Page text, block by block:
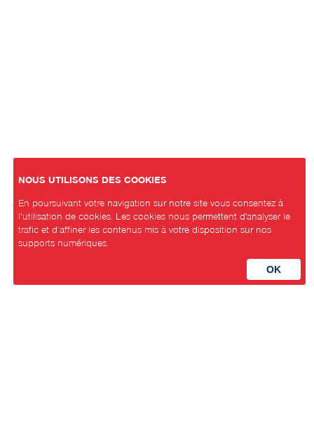
NOUS UTILISONS DES COOKIES
En poursuivant votre navigation sur notre site vous consentez à
l’utilisation de cookies. Les cookies nous permettent d'analyser le
trafic et d’affiner les contenus mis à votre disposition sur nos
supports numériques.